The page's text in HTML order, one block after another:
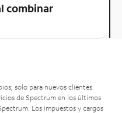
combinar
solo para nuevos clientes
de Spectrum en los últimos
Los impuestos y cargos